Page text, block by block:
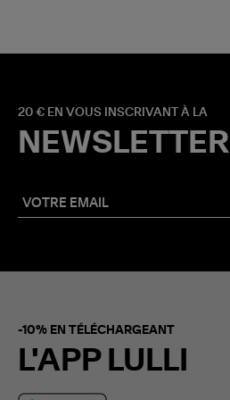
20 € EN VOUS INSCRIVANT À LA
NEWSLETTER
-10% EN TÉLÉCHARGEANT
L'APP LULLI